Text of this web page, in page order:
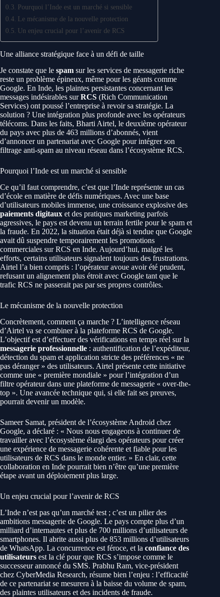
Pourquoi l’Inde est un marché si sensible
Le mécanisme de la nouvelle protection
Un enjeu crucial pour l’avenir de RCS
Une alliance stratégique face à un défi de taille
Je constate que le spam sur les services de messagerie riche
reste un problème épineux, même pour les géants comme
Google. En Inde, les plaintes persistantes concernant les
messages indésirables surRCS (Rich Communication
Services) ont poussé l’entreprise à revoir sa stratégie. La
solution ? Une intégration plus profonde avec les opérateurs
télécoms. Dans les faits, Bharti Airtel, le deuxième opérateur
du pays avec plus de 463 millions d’abonnés, vient
d’annoncer un partenariat avec Google pour intégrer son
filtrage anti-spam au niveau réseau dans l’écosystème RCS.
Pourquoi l’Inde est un marché si sensible
Ce qu’il faut comprendre, c’est que l’Inde représente un cas
d’école en matière de défis numériques. Avec une base
d’utilisateurs mobiles immense, une croissance explosive des
paiements digitaux et des pratiques marketing parfois
agressives, le pays est devenu un terrain fertile pour le spam et
la fraude. En 2022, la situation était déjà si tendue que Google
avait dû suspendre temporairement les promotions
commerciales sur RCS en Inde. Aujourd’hui, malgré les
efforts, certains utilisateurs signalent toujours des frustrations.
Airtel l’a bien compris : l’opérateur avoue avoir été prudent,
refusant un alignement plus étroit avec Google tant que le
trafic RCS ne passerait pas par ses propres contrôles.
Le mécanisme de la nouvelle protection
Concrètement, comment ça marche ? L’intelligence réseau
d’Airtel va se combiner à la plateforme RCS de Google.
L’objectif est d’effectuer des vérifications en temps réel sur la
messagerie professionnelle : authentification de l’expéditeur,
détection du spam et application stricte des préférences « ne
pas déranger » des utilisateurs. Airtel présente cette initiative
comme une « première mondiale » pour l’intégration d’un
filtre opérateur dans une plateforme de messagerie « over-the-
top ». Une avancée technique qui, si elle fait ses preuves,
pourrait devenir un modèle.
Sameer Samat, président de l’écosystème Android chez
Google, a déclaré : « Nous nous engageons à continuer de
travailler avec l’écosystème élargi des opérateurs pour créer
une expérience de messagerie cohérente et fiable pour les
utilisateurs de RCS dans le monde entier. » En clair, cette
collaboration en Inde pourrait bien n’être qu’une première
étape avant un déploiement plus large.
Un enjeu crucial pour l’avenir de RCS
L’Inde n’est pas qu’un marché test ; c’est un pilier des
ambitions messagerie de Google. Le pays compte plus d’un
milliard d’internautes et plus de 700 millions d’utilisateurs de
smartphones. Il abrite aussi plus de 853 millions d’utilisateurs
de WhatsApp. La concurrence est féroce, et la confiance des
utilisateurs est la clé pour que RCS s’impose comme le
successeur annoncé du SMS. Prabhu Ram, vice-président
chez CyberMedia Research, résume bien l’enjeu : l’efficacité
de ce partenariat se mesurera à la baisse du volume de spam,
des plaintes utilisateurs et des incidents de fraude.